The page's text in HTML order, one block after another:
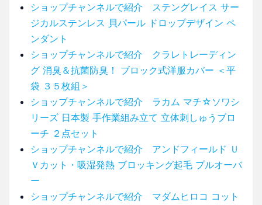
ショップチャンネルで紹介 ステングレイス サー
ジカルステンレス 貝パール ドロップデザイン ペ
ンダント
ショップチャンネルで紹介 クラレトレーディン
グ 消臭＆抗菌防臭！ ブロック式洋服カバー ＜平
袋 ３５枚組＞
ショップチャンネルで紹介 ラカム マチ☆ソワシ
リーズ 日本製 手作業組み立て 立体刺しゅうブロ
ーチ ２点セット
ショップチャンネルで紹介 アンドフィールド Ｕ
Ｖカット・吸湿発熱 ブロッキング起毛 プルオーバ
ー
ショップチャンネルで紹介 マダムヒロコ コット